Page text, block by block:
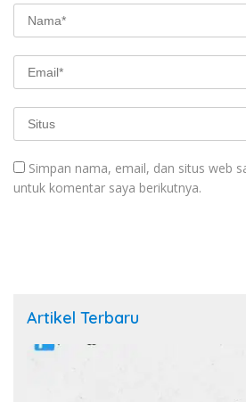
Simpan nama, email, dan situs web
untuk komentar saya berikutnya.
Artikel Terbaru